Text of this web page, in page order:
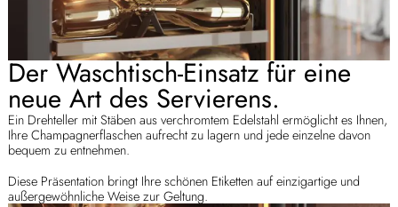
Der Waschtisch-Einsatz für eine
neue Art des Servierens.
Ein Drehteller mit Stäben aus verchromtem Edelstahl ermöglicht es Ihnen,
Ihre Champagnerflaschen aufrecht zu lagern und jede einzelne davon
bequem zu entnehmen.
Diese Präsentation bringt Ihre schönen Etiketten auf einzigartige und
außergewöhnliche Weise zur Geltung.